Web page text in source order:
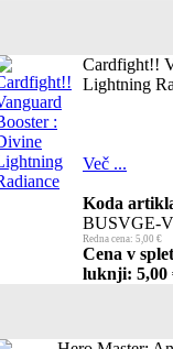
Cardfight!!
Lightning
Več ...
Koda
BUSVGE-
Redna cena: 5,00 €
Cena v
luknji: 5,00